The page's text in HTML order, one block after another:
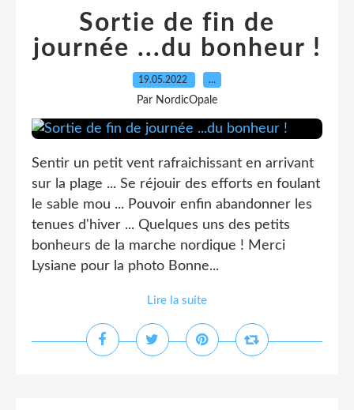
Sortie de fin de
journée ...du bonheur !
19.05.2022 …
Par NordicOpale
Sentir un petit vent rafraichissant en arrivant
sur la plage ... Se réjouir des efforts en foulant
le sable mou ... Pouvoir enfin abandonner les
tenues d'hiver ... Quelques uns des petits
bonheurs de la marche nordique ! Merci
Lysiane pour la photo Bonne...
Lire la suite